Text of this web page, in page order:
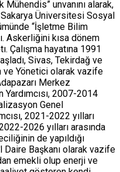
unvanını alarak,
Üniversitesi Sosyal
“İşletme Bilim
Askerliğini kısa dönem
Çalışma hayatına 1991
Sivas, Tekirdağ ve
ve Yönetici olarak vazife
Merkez
2007-2014
Genel
2021-2022 yılları
2026 yılları arasında
de yapıldığı
Başkanı olarak vazife
emekli olup enerji ve